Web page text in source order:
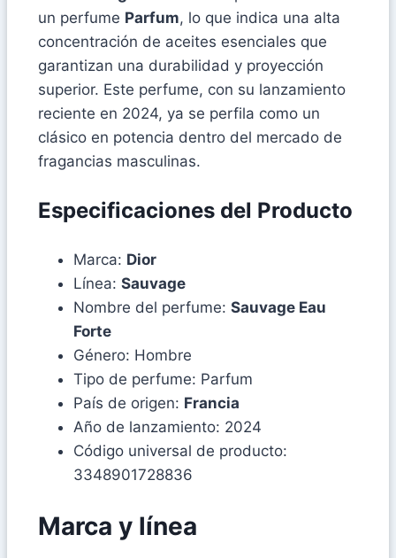
un perfume Parfum, lo que indica una alta
concentración de aceites esenciales que
garantizan una durabilidad y proyección
superior. Este perfume, con su lanzamiento
reciente en 2024, ya se perfila como un
clásico en potencia dentro del mercado de
fragancias masculinas.
Especificaciones del Producto
Marca: Dior
Línea: Sauvage
Nombre del perfume: Sauvage Eau
Forte
Género: Hombre
Tipo de perfume: Parfum
País de origen: Francia
Año de lanzamiento: 2024
Código universal de producto:
3348901728836
Marca y línea